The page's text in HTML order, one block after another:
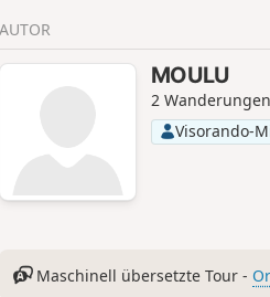
AUTOR
MOULU
2 Wanderungen
Visorando-
Maschinell übersetzte Tour -